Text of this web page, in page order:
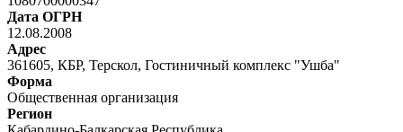
Дата ОГРН
12.08.2008
Адрес
361605, КБР, Терскол, Гостиничный комплекс "Ушба"
Форма
Общественная организация
Регион